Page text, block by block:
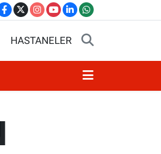
HASTANELER